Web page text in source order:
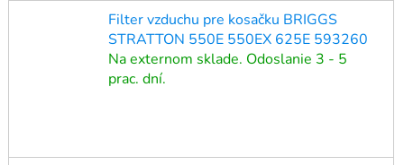
Filter vzduchu pre kosačku BRIGGS
STRATTON 550E 550EX 625E 593260
Na externom sklade. Odoslanie 3 - 5
prac. dní.